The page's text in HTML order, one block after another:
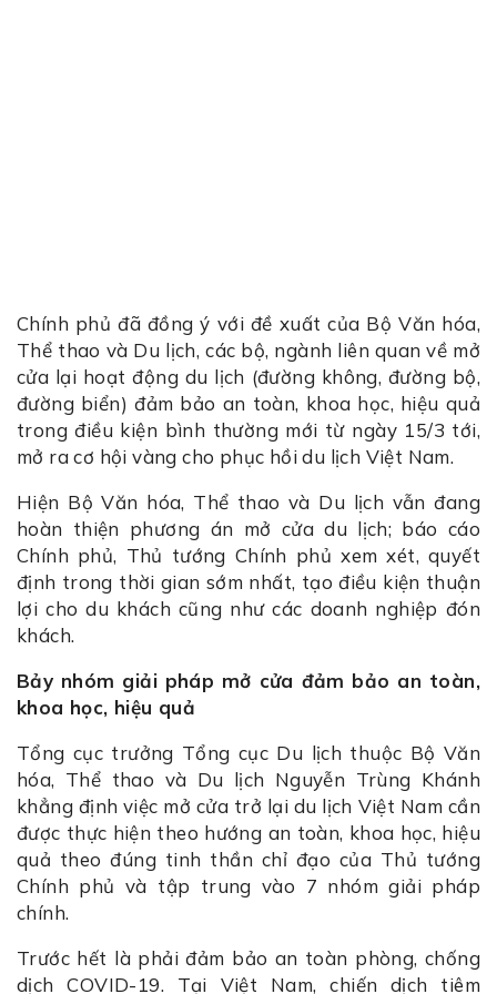
Chính phủ đã đồng ý với đề xuất của Bộ Văn hóa,
Thể thao và Du lịch, các bộ, ngành liên quan về mở
cửa lại hoạt động du lịch (đường không, đường bộ,
đường biển) đảm bảo an toàn, khoa học, hiệu quả
trong điều kiện bình thường mới từ ngày 15/3 tới,
mở ra cơ hội vàng cho phục hồi du lịch Việt Nam.
Hiện Bộ Văn hóa, Thể thao và Du lịch vẫn đang
hoàn thiện phương án mở cửa du lịch; báo cáo
Chính phủ, Thủ tướng Chính phủ xem xét, quyết
định trong thời gian sớm nhất, tạo điều kiện thuận
lợi cho du khách cũng như các doanh nghiệp đón
khách.
Bảy nhóm giải pháp mở cửa đảm bảo an toàn,
khoa học, hiệu quả
Tổng cục trưởng Tổng cục Du lịch thuộc Bộ Văn
hóa, Thể thao và Du lịch Nguyễn Trùng Khánh
khẳng định việc mở cửa trở lại du lịch Việt Nam cần
được thực hiện theo hướng an toàn, khoa học, hiệu
quả theo đúng tinh thần chỉ đạo của Thủ tướng
Chính phủ và tập trung vào 7 nhóm giải pháp
chính.
Trước hết là phải đảm bảo an toàn phòng, chống
dịch COVID-19. Tại Việt Nam, chiến dịch tiêm